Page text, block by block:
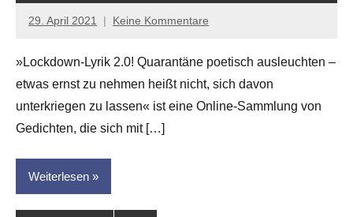
29. April 2021
Anton
Leitner
Keine Kommentare
»Lockdown-Lyrik 2.0! Quarantäne poetisch ausleuchten –
etwas ernst zu nehmen heißt nicht, sich davon
unterkriegen zu lassen« ist eine Online-Sammlung von
Gedichten, die sich mit […]
Weiterlesen